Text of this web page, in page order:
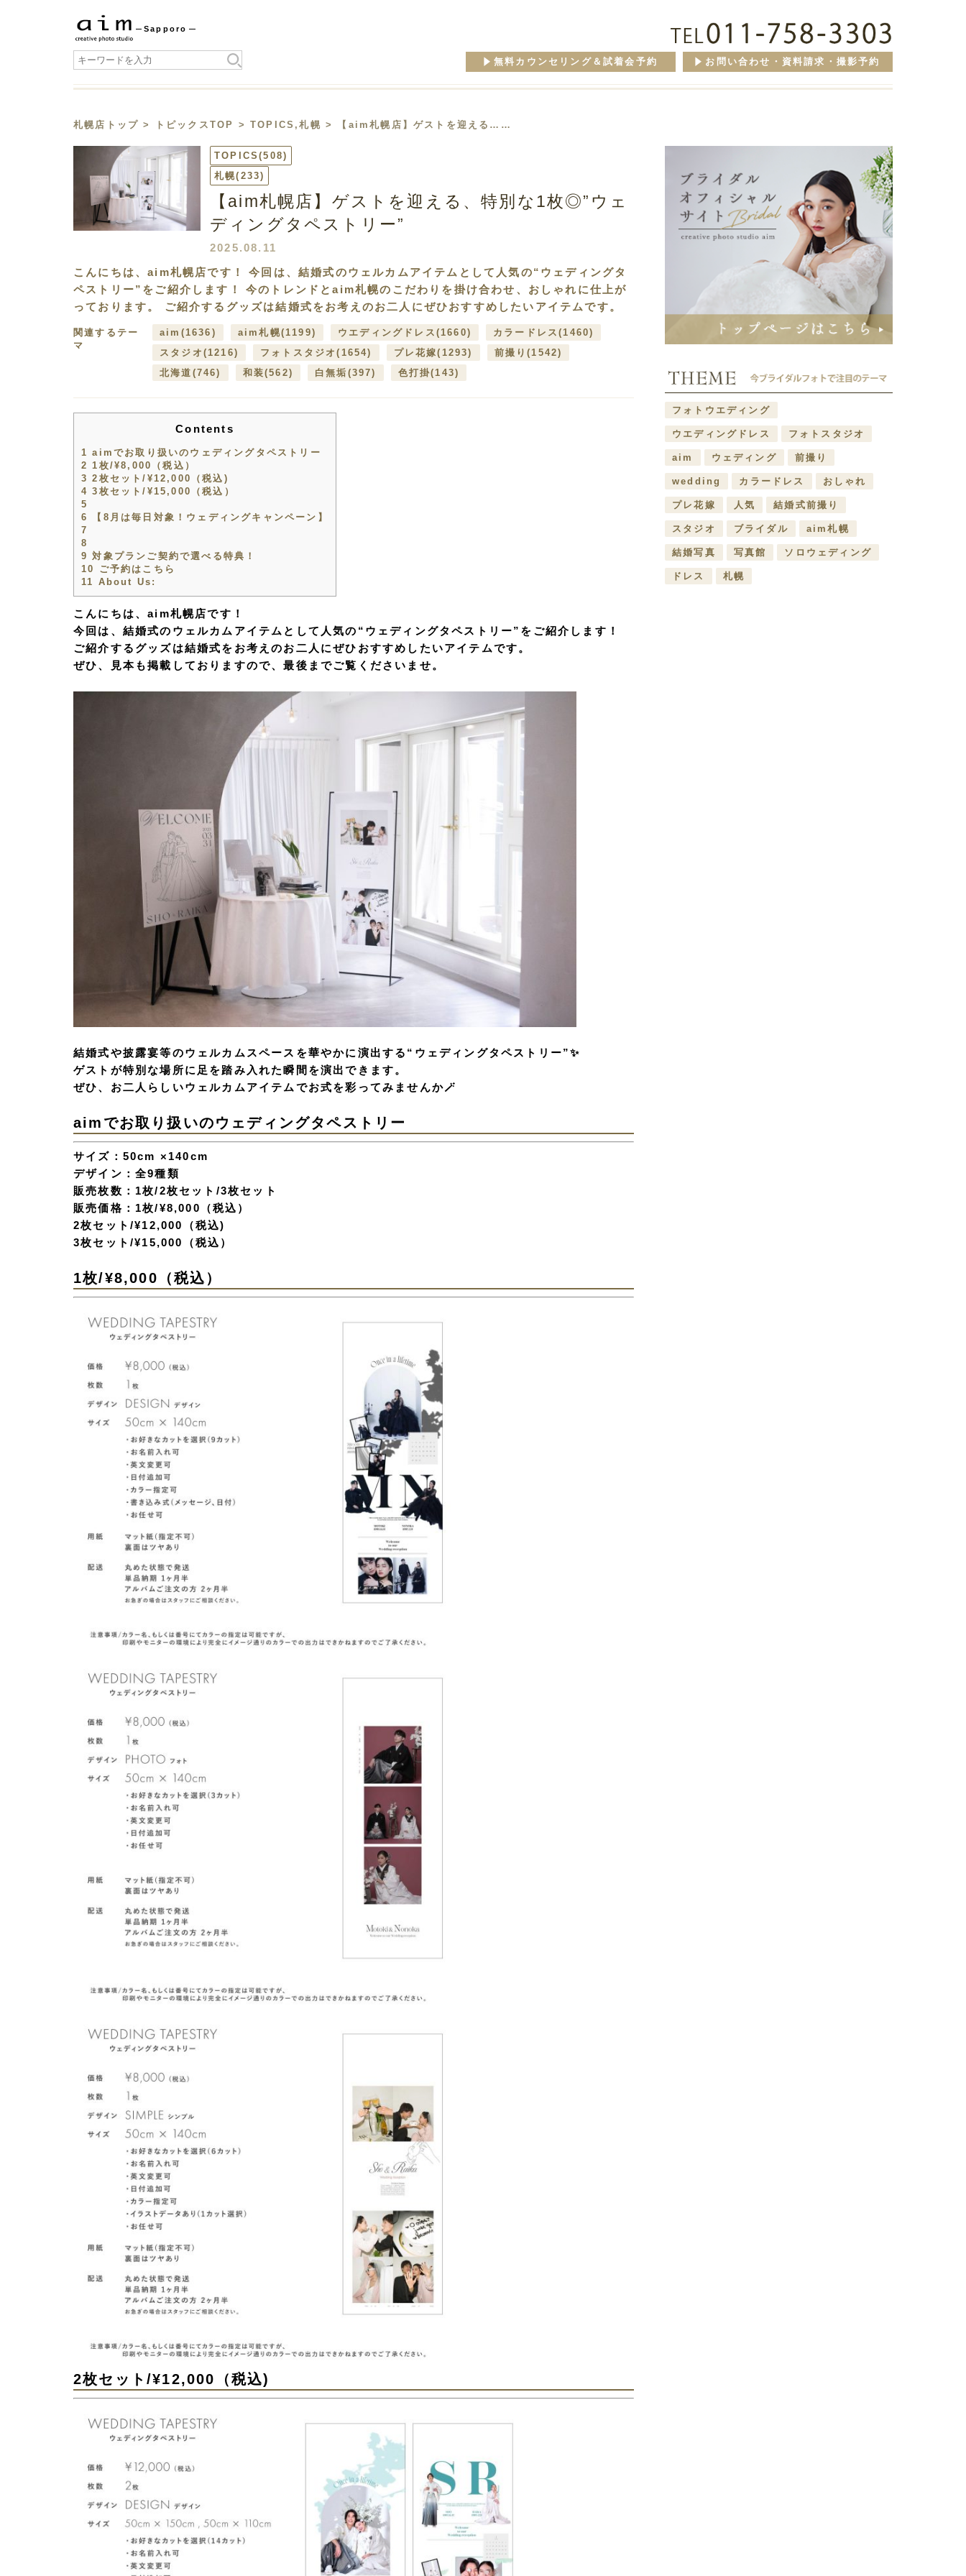
Sapporo
お問い合わせ・資料請求・撮影予約
無料カウンセリング＆試着会予約
札幌店トップ > トピックスTOP >TOPICS ,札幌 > 【aim札幌店】ゲストを迎える……
TOPICS(508)
札幌(233)
【aim札幌店】ゲストを迎える、特別な1枚◎”ウェ
ディングタペストリー”
2025.08.11
こんにちは、aim札幌店です！ 今回は、結婚式のウェルカムアイテムとして人気の“ウェディングタ
ペストリー”をご紹介します！ 今のトレンドとaim札幌のこだわりを掛け合わせ、おしゃれに仕上が
っております。 ご紹介するグッズは結婚式をお考えのお二人にぜひおすすめしたいアイテムです。
関連するテー
マ
aim (1636) aim札幌(1199) ウエディングドレス (1660) カラードレス(1460)
スタジオ (1216) フォトスタジオ(1654) プレ花嫁(1293) 前撮り(1542)
北海道 (746) 和装(562) 白無垢 (397) 色打掛(143)
Contents
1 aimでお取り扱いのウェディングタペストリー
2 1枚/¥8,000（税込）
3 2枚セット/¥12,000（税込)
4 3枚セット/¥15,000（税込）
5
6
【8月は毎日対象！ウェディングキャンペーン】
7
8
9 対象プランご契約で選べる特典！
10
ご予約はこちら
11 About Us:
こんにちは、aim札幌店です！
今回は、結婚式のウェルカムアイテムとして人気の“ウェディングタペストリー”をご紹介します！
ご紹介するグッズは結婚式をお考えのお二人にぜひおすすめしたいアイテムです。
ぜひ、見本も掲載しておりますので、最後までご覧くださいませ。
結婚式や披露宴等のウェルカムスペースを華やかに演出する“ウェディングタペストリー”✨
ゲストが特別な場所に足を踏み入れた瞬間を演出できます。
ぜひ、お二人らしいウェルカムアイテムでお式を彩ってみませんか🪄
aimでお取り扱いのウェディングタペストリー
サイズ：50cm ×140cm
デザイン：全9種類
販売枚数：1枚/2枚セット/3枚セット
販売価格：1枚/¥8,000（税込）
2枚セット/¥12,000（税込)
3枚セット/¥15,000（税込）
1枚/¥8,000（税込）
2枚セット/¥12,000（税込)
フォトウエディング
ウエディングドレス フォトスタジオ
aim ウェディング 前撮り
wedding カラードレス おしゃれ
プレ花嫁 人気 結婚式前撮り
スタジオ ブライダル aim札幌
結婚写真 写真館 ソロウェディング
ドレス 札幌